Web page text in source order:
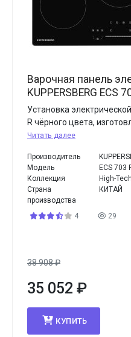
Варочная панель
KUPPERSBERG ECS
Установка
R чёрного цвета,
Читать далее
Производитель
Модель
ECS 703
Коллекция
High-Tech
Страна
производства
КИТАЙ
4 29
38 908₽
35 052 ₽
КУПИТЬ